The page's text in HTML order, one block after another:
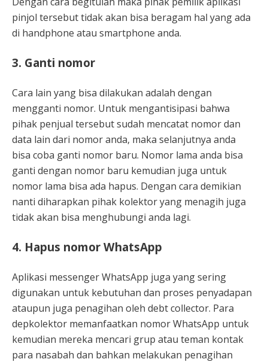
pinjol tersebut tidak akan bisa beragam hal yang ada
di handphone atau smartphone anda.
3. Ganti nomor
Cara lain yang bisa dilakukan adalah dengan
mengganti nomor. Untuk mengantisipasi bahwa
pihak penjual tersebut sudah mencatat nomor dan
data lain dari nomor anda, maka selanjutnya anda
bisa coba ganti nomor baru. Nomor lama anda bisa
ganti dengan nomor baru kemudian juga untuk
nomor lama bisa ada hapus. Dengan cara demikian
nanti diharapkan pihak kolektor yang menagih juga
tidak akan bisa menghubungi anda lagi.
4. Hapus nomor WhatsApp
Aplikasi messenger WhatsApp juga yang sering
digunakan untuk kebutuhan dan proses penyadapan
ataupun juga penagihan oleh debt collector. Para
depkolektor memanfaatkan nomor WhatsApp untuk
kemudian mereka mencari grup atau teman kontak
para nasabah dan bahkan melakukan penagihan